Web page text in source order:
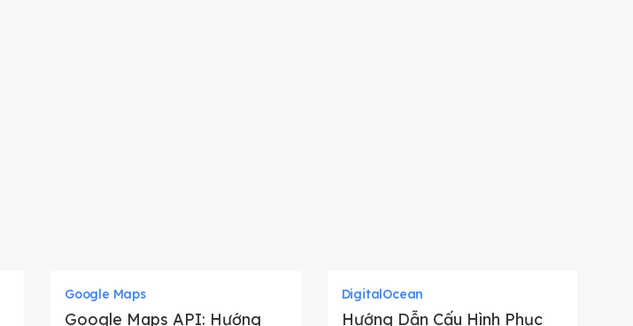
Google Maps
Google Maps API: Hướng
DigitalOcean
Hướng Dẫn Cấu Hình Phục